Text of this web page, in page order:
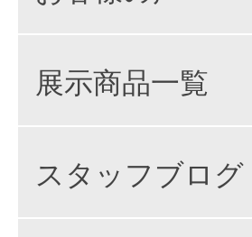
展示商品一覧
スタッフブログ